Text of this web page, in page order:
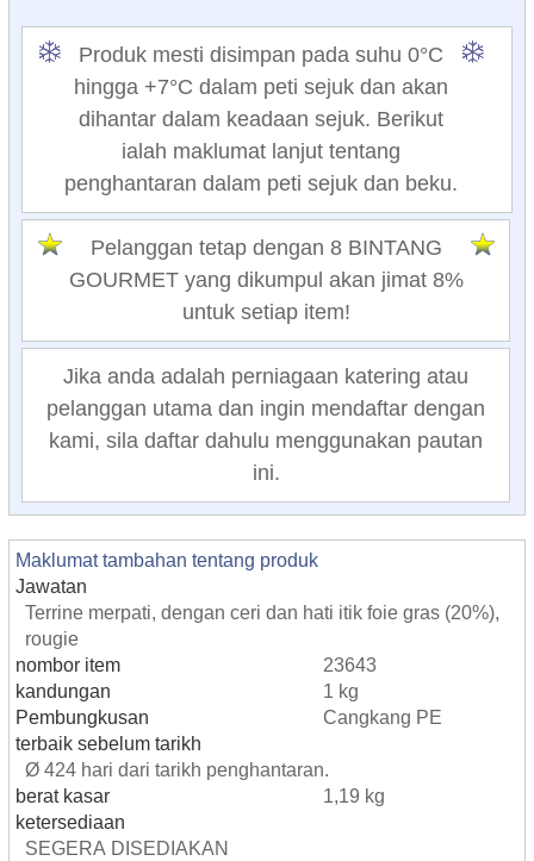
Produk mesti disimpan pada suhu 0°C
hingga +7°C dalam peti sejuk dan akan
dihantar dalam keadaan sejuk. Berikut
ialah maklumat lanjut tentang
penghantaran dalam peti sejuk dan beku.
Pelanggan tetap dengan 8 BINTANG
GOURMET yang dikumpul akan jimat 8%
untuk setiap item!
Jika anda adalah perniagaan katering atau
pelanggan utama dan ingin mendaftar dengan
kami, sila daftar dahulu menggunakan pautan
ini.
Maklumat tambahan tentang produk
Jawatan
Terrine merpati, dengan ceri dan hati itik foie gras (20%),
rougie
nombor item
23643
kandungan
1 kg
Pembungkusan
Cangkang PE
terbaik sebelum tarikh
Ø 424 hari dari tarikh penghantaran.
berat kasar
1,19 kg
ketersediaan
SEGERA DISEDIAKAN